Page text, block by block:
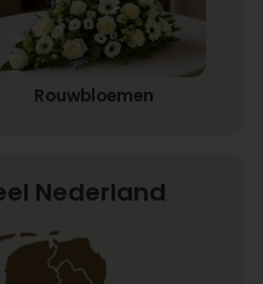
Rouwbloemen
Nederland